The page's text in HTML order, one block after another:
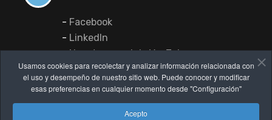
Usamos cookies para recolectar y analizar información relacionada con
el uso y desempeño de nuestro sitio web. Puede conocer y modificar
esas preferencias en cualquier momento desde "Configuración"
Acepto
- Facebook
- LinkedIn
-Nuestro canal de YouTube